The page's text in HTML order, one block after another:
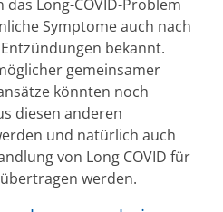
das Long-COVID-Problem
Symptome auch nach
bekannt.
gemeinsamer
könnten noch
diesen anderen
und natürlich auch
von Long COVID für
werden.